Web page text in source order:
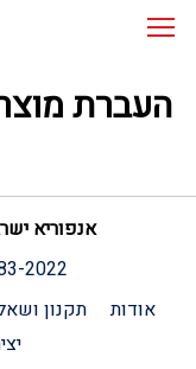
העברת
אנפוריא
2022
אודות
תקנון